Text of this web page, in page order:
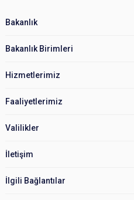
Bakanlık
Bakanlık Birimleri
Hizmetlerimiz
Faaliyetlerimiz
Valilikler
İletişim
İlgili Bağlantılar